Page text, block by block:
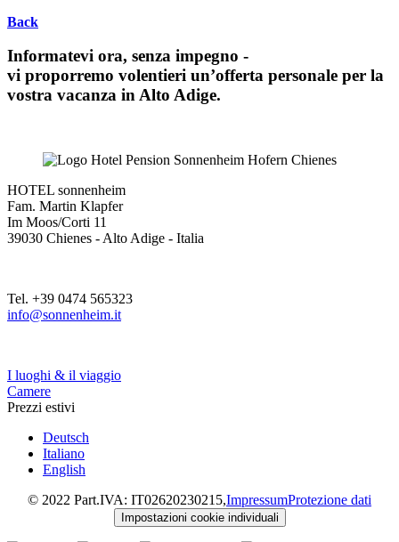
Back
Informatevi ora, senza impegno -
vi proporremo volentieri un’offerta personale per la
vostra vacanza in Alto Adige.
HOTEL sonnenheim
Fam. Martin Klapfer
Im Moos/Corti 11
39030 Chienes - Alto Adige - Italia
Tel. +39 0474 565323
info@sonnenheim.it
I luoghi & il viaggio
Camere
Prezzi estivi
Deutsch
Italiano
English
© 2022 Part.IVA: IT02620230215,ImpressumProtezione dati
Impostazioni cookie individuali